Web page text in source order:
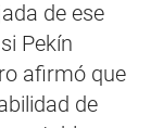
de ese
Pekín
afirmó que
de